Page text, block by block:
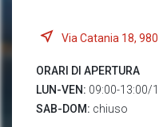
Via Catania 18,
ORARI DI APERTURA
LUN-VEN: 09:00-13:00/
SAB-DOM: chiuso